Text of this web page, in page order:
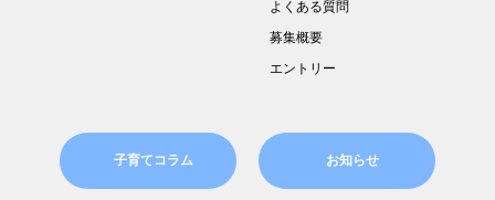
よくある質問
募集概要
エントリー
子育てコラム お知らせ